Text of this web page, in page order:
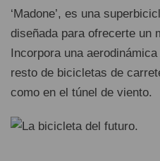
‘Madone’, es una
diseñada para ofrecerte un
Incorpora una
resto de bicicletas de
como en el túnel de viento.